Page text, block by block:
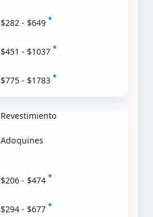
$282 - $649 *
$451 - $1037 *
$775 - $1783 *
Revestimiento
Adoquines
$206 - $474 *
$294 - $677 *